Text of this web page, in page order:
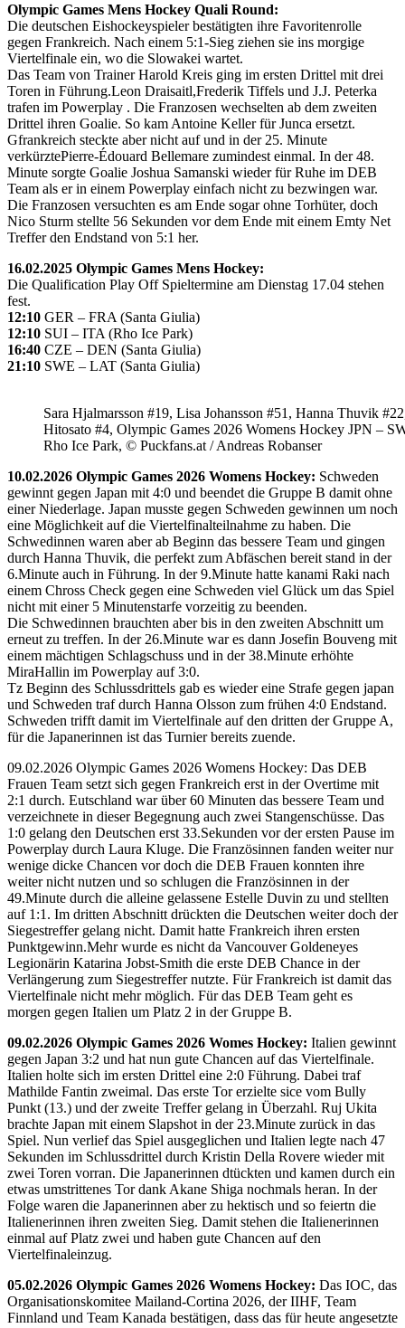
Olympic Games Mens Hockey Quali Round:
Die deutschen Eishockeyspieler bestätigten ihre Favoritenrolle
gegen Frankreich. Nach einem 5:1-Sieg ziehen sie ins morgige
Viertelfinale ein, wo die Slowakei wartet.
Das Team von Trainer Harold Kreis ging im ersten Drittel mit drei
Toren in Führung.Leon Draisaitl,Frederik Tiffels und J.J. Peterka
trafen im Powerplay . Die Franzosen wechselten ab dem zweiten
Drittel ihren Goalie. So kam Antoine Keller für Junca ersetzt.
Gfrankreich steckte aber nicht auf und in der 25. Minute
verkürztePierre-Édouard Bellemare zumindest einmal. In der 48.
Minute sorgte Goalie Joshua Samanski wieder für Ruhe im DEB
Team als er in einem Powerplay einfach nicht zu bezwingen war.
Die Franzosen versuchten es am Ende sogar ohne Torhüter, doch
Nico Sturm stellte 56 Sekunden vor dem Ende mit einem Emty Net
Treffer den Endstand von 5:1 her.
16.02.2025 Olympic Games Mens Hockey:
Die Qualification Play Off Spieltermine am Dienstag 17.04 stehen
fest.
12:10 GER – FRA (Santa Giulia)
12:10 SUI – ITA (Rho Ice Park)
16:40 CZE – DEN (Santa Giulia)
21:10 SWE – LAT (Santa Giulia)
Sara Hjalmarsson #19, Lisa Johansson #51, Hanna Thuvik
Hitosato #4, Olympic Games 2026 Womens Hockey JPN –
Rho Ice Park, © Puckfans.at / Andreas Robanser
10.02.2026 Olympic Games 2026 Womens Hockey: Schweden
gewinnt gegen Japan mit 4:0 und beendet die Gruppe B damit ohne
einer Niederlage. Japan musste gegen Schweden gewinnen um noch
eine Möglichkeit auf die Viertelfinalteilnahme zu haben. Die
Schwedinnen waren aber ab Beginn das bessere Team und gingen
durch Hanna Thuvik, die perfekt zum Abfäschen bereit stand in der
6.Minute auch in Führung. In der 9.Minute hatte kanami Raki nach
einem Chross Check gegen eine Schweden viel Glück um das Spiel
nicht mit einer 5 Minutenstarfe vorzeitig zu beenden.
Die Schwedinnen brauchten aber bis in den zweiten Abschnitt um
erneut zu treffen. In der 26.Minute war es dann Josefin Bouveng mit
einem mächtigen Schlagschuss und in der 38.Minute erhöhte
MiraHallin im Powerplay auf 3:0.
Tz Beginn des Schlussdrittels gab es wieder eine Strafe gegen japan
und Schweden traf durch Hanna Olsson zum frühen 4:0 Endstand.
Schweden trifft damit im Viertelfinale auf den dritten der Gruppe A,
für die Japanerinnen ist das Turnier bereits zuende.
09.02.2026 Olympic Games 2026 Womens Hockey: Das DEB
Frauen Team setzt sich gegen Frankreich erst in der Overtime mit
2:1 durch. Eutschland war über 60 Minuten das bessere Team und
verzeichnete in dieser Begegnung auch zwei Stangenschüsse. Das
1:0 gelang den Deutschen erst 33.Sekunden vor der ersten Pause im
Powerplay durch Laura Kluge. Die Französinnen fanden weiter nur
wenige dicke Chancen vor doch die DEB Frauen konnten ihre
weiter nicht nutzen und so schlugen die Französinnen in der
49.Minute durch die alleine gelassene Estelle Duvin zu und stellten
auf 1:1. Im dritten Abschnitt drückten die Deutschen weiter doch der
Siegestreffer gelang nicht. Damit hatte Frankreich ihren ersten
Punktgewinn.Mehr wurde es nicht da Vancouver Goldeneyes
Legionärin Katarina Jobst-Smith die erste DEB Chance in der
Verlängerung zum Siegestreffer nutzte. Für Frankreich ist damit das
Viertelfinale nicht mehr möglich. Für das DEB Team geht es
morgen gegen Italien um Platz 2 in der Gruppe B.
09.02.2026 Olympic Games 2026 Womes Hockey: Italien gewinnt
gegen Japan 3:2 und hat nun gute Chancen auf das Viertelfinale.
Italien holte sich im ersten Drittel eine 2:0 Führung. Dabei traf
Mathilde Fantin zweimal. Das erste Tor erzielte sice vom Bully
Punkt (13.) und der zweite Treffer gelang in Überzahl. Ruj Ukita
brachte Japan mit einem Slapshot in der 23.Minute zurück in das
Spiel. Nun verlief das Spiel ausgeglichen und Italien legte nach 47
Sekunden im Schlussdrittel durch Kristin Della Rovere wieder mit
zwei Toren vorran. Die Japanerinnen dtückten und kamen durch ein
etwas umstrittenes Tor dank Akane Shiga nochmals heran. In der
Folge waren die Japanerinnen aber zu hektisch und so feiertn die
Italienerinnen ihren zweiten Sieg. Damit stehen die Italienerinnen
einmal auf Platz zwei und haben gute Chancen auf den
Viertelfinaleinzug.
05.02.2026 Olympic Games 2026 Womens Hockey: Das IOC, das
Organisationskomitee Mailand-Cortina 2026, der IIHF, Team
Finnland und Team Kanada bestätigen, dass das für heute angesetzte